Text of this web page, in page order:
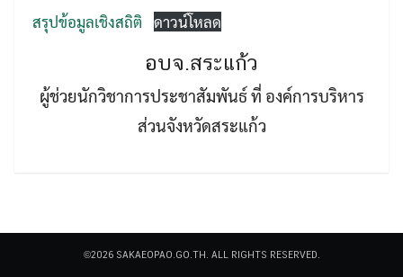
Search
for:
Search
สรุปข้อมูลเชิงสถิติ ดาวน์โหลด
อบจ.สระแก้ว
ผู้ช่วยนักวิชาการประชาสัมพันธ์ ที่ องค์การบริหาร
ส่วนจังหวัดสระแก้ว
©2026 SAKAEOPAO.GO.TH. ALL RIGHTS RESERVED.